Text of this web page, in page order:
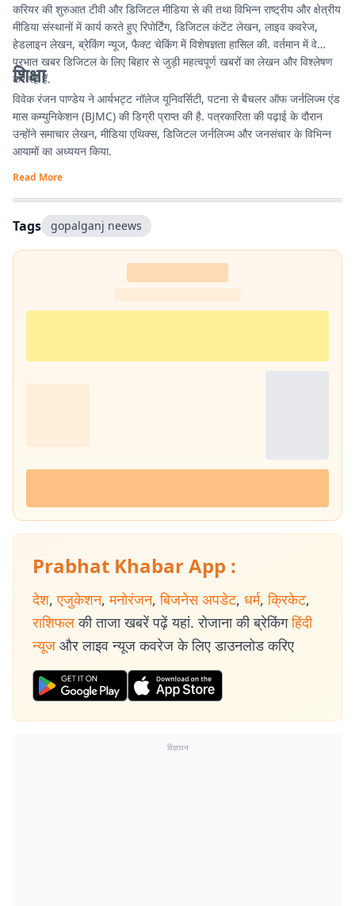
करियर की शुरुआत टीवी और डिजिटल मीडिया से की तथा विभिन्न राष्ट्रीय और क्षेत्रीय
मीडिया संस्थानों में कार्य करते हुए रिपोर्टिंग, डिजिटल कंटेंट लेखन, लाइव कवरेज,
हेडलाइन लेखन, ब्रेकिंग न्यूज, फैक्ट चेकिंग में विशेषज्ञता हासिल की. वर्तमान में वे
प्रभात खबर डिजिटल के लिए बिहार से जुड़ी महत्वपूर्ण खबरों का लेखन और विश्लेषण
कर रहे हैं.
शिक्षा
विवेक रंजन पाण्डेय ने आर्यभट्ट नॉलेज यूनिवर्सिटी, पटना से बैचलर ऑफ जर्नलिज्म एंड
मास कम्युनिकेशन (BJMC) की डिग्री प्राप्त की है. पत्रकारिता की पढ़ाई के दौरान
उन्होंने समाचार लेखन, मीडिया एथिक्स, डिजिटल जर्नलिज्म और जनसंचार के विभिन्न
आयामों का अध्ययन किया.
Read More
Tags gopalganj neews
Prabhat Khabar App :
देश, एजुकेशन, मनोरंजन, बिजनेस अपडेट, धर्म, क्रिकेट,
राशिफल की ताजा खबरें पढ़ें यहां. रोजाना की ब्रेकिंग हिंदी
न्यूज और लाइव न्यूज कवरेज के लिए डाउनलोड करिए
विज्ञापन